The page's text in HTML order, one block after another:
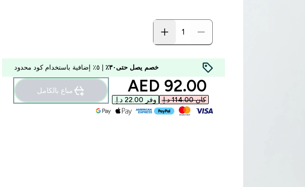
خصم يصل حتى٣٠٪
discounted price
92.00 AED‎
كان ‏114.00 د.إ.‏‎ وفر ‏22.00 د.إ.‏‎
مباع بالكامل